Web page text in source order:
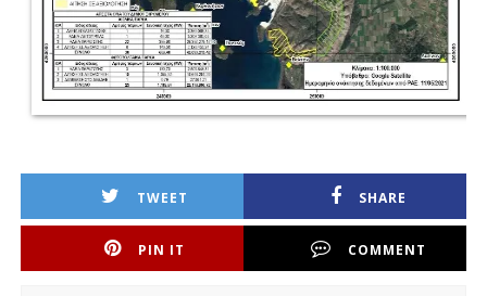
TWEET SHARE
PIN IT COMMENT